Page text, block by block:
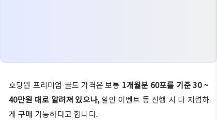
호당원 프리미엄 골드 가격은 보통 1개월분 60포를 기준 30 ~
40만원 대로 알려져 있으나,할인 이벤트 등 진행 시 더 저렴하
게 구매 가능하다고 합니다.